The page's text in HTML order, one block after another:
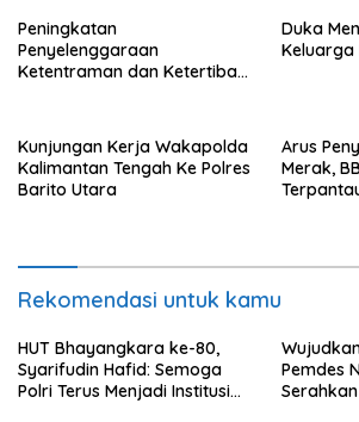
Peningkatan
Penyelenggaraan
Ketentraman dan Ketertiban
Duka
Keluarga
Kunjungan Kerja Wakapolda
Kalimantan Tengah Ke Polres
Barito Utara
Arus
Merak,
Rekomendasi untuk kamu
HUT Bhayangkara ke-80,
Syarifudin Hafid: Semoga
Polri Terus Menjadi Institusi
Pemdes